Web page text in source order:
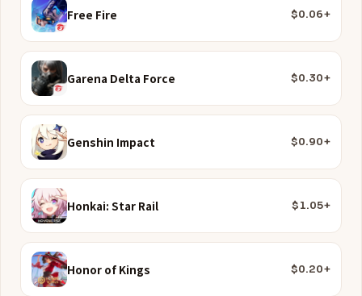
Free Fire $0.06+
Garena Delta Force $0.30+
Genshin Impact $0.90+
Honkai: Star Rail $1.05+
Honor of Kings $0.20+